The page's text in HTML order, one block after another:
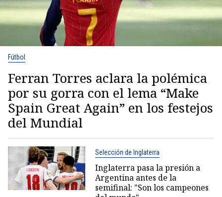
Fútbol
Ferran Torres aclara la polémica
por su gorra con el lema “Make
Spain Great Again” en los festejos
del Mundial
Selección de Inglaterra
Inglaterra pasa la presión a
Argentina antes de la
semifinal: "Son los campeones